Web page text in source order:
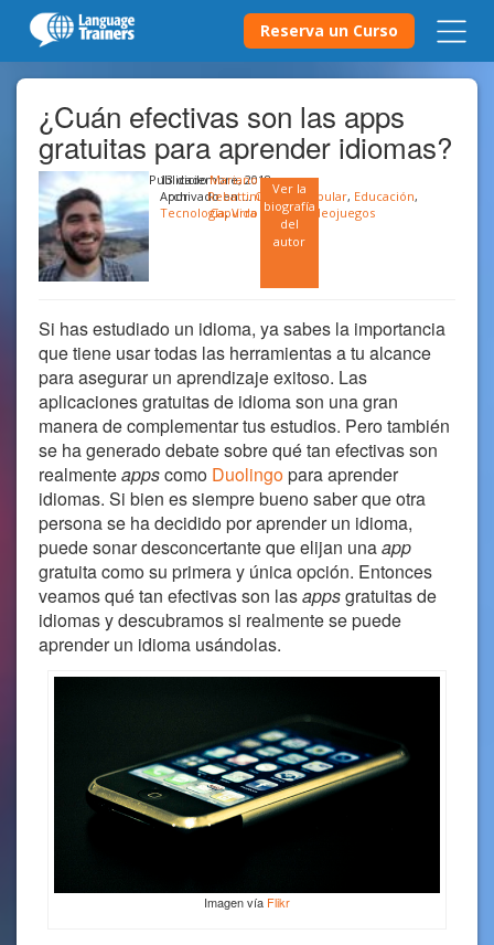
Reserva un Curso
¿Cuán efectivas son las apps
gratuitas para aprender idiomas?
Publicado
por
Mariano
Rebattini
Capurro
Ver la
biografía
del
autor
13 diciembre, 2018
Archivado en …Cultura popular, Educación,
Tecnología,Vida digital,Videojuegos
Si has estudiado un idioma, ya sabes la importancia
que tiene usar todas las herramientas a tu alcance
para asegurar un aprendizaje exitoso. Las
aplicaciones gratuitas de idioma son una gran
manera de complementar tus estudios. Pero también
se ha generado debate sobre qué tan efectivas son
realmenteappscomo Duolingopara aprender
idiomas. Si bien es siempre bueno saber que otra
persona se ha decidido por aprender un idioma,
puede sonar desconcertante que elijan unaapp
gratuita como su primera y única opción. Entonces
veamos qué tan efectivas son lasappsgratuitas de
idiomas y descubramos si realmente se puede
aprender un idioma usándolas.
Imagen vía Flikr